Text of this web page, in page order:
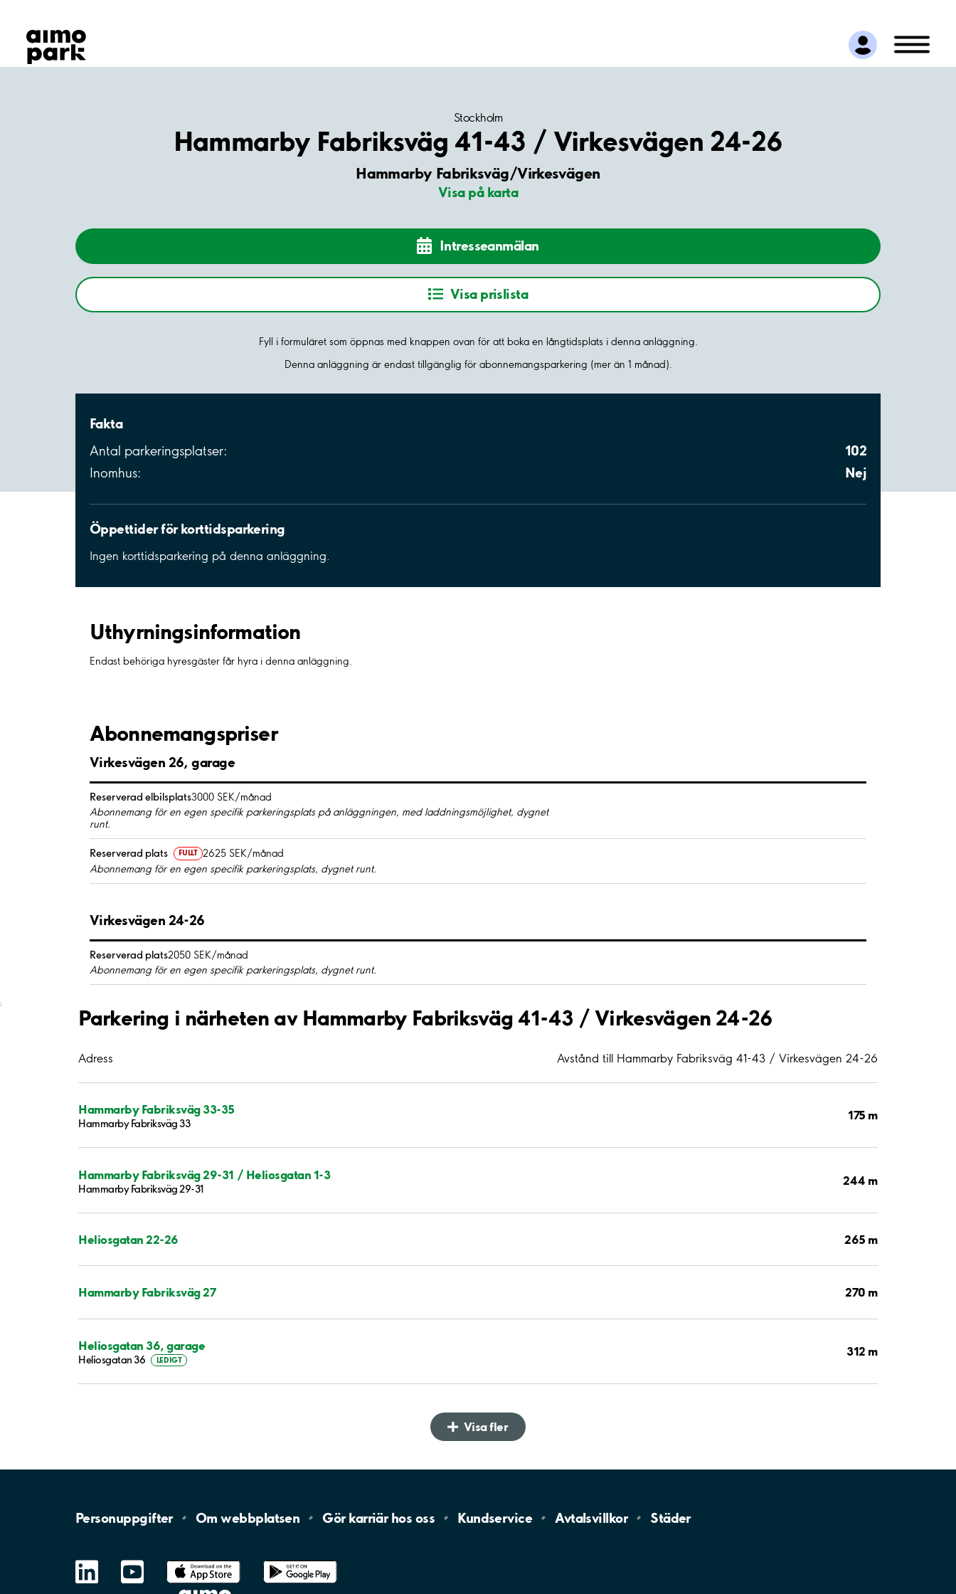
Hitta parkering
Samarbete
Kundservice
Stockholm
Hammarby Fabriksväg 41-43 / Virkesvägen 24-26
Hammarby Fabriksväg/Virkesvägen
Visa på karta
Intresseanmälan
Visa prislista
Fyll i formuläret som öppnas med knappen ovan för att boka en långtidsplats i denna anläggning.
Denna anläggning är endast tillgänglig för abonnemangsparkering (mer än 1 månad).
Fakta
Antal parkeringsplatser: 102
Inomhus: Nej
Öppettider för korttidsparkering
Ingen korttidsparkering på denna anläggning.
Uthyrnings­information
Endast behöriga hyresgäster får hyra i denna anläggning.
Abonnemangspriser
Virkesvägen 26, garage
Reserverad elbilsplats3000 SEK/månad
Abonnemang för en egen specifik parkeringsplats på anläggningen, med laddningsmöjlighet, dygnet
runt.
Reserverad plats FULLT 2625 SEK/månad
Abonnemang för en egen specifik parkeringsplats, dygnet runt.
Virkesvägen 24-26
Reserverad plats2050 SEK/månad
Abonnemang för en egen specifik parkeringsplats, dygnet runt.
;
Parkering i närheten av Hammarby Fabriksväg 41-43 / Virkesvägen 24-26
Adress Avstånd till Hammarby Fabriksväg 41-43 / Virkesvägen 24-26
Hammarby Fabriksväg 33-35
Hammarby Fabriksväg 33
175 m
Hammarby Fabriksväg 29-31 / Heliosgatan 1-3
Hammarby Fabriksväg 29-31
244 m
Heliosgatan 22-26 265 m
Hammarby Fabriksväg 27 270 m
Heliosgatan 36, garage
Heliosgatan 36 LEDIGT
312 m
Visa fler
Personuppgifter Omwebbplatsen Gör karriär hos oss Kundservice Avtalsvillkor Städer